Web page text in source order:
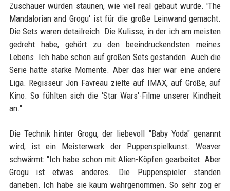
Zuschauer würden staunen, wie viel real gebaut wurde. 'The
Mandalorian and Grogu' ist für die große Leinwand gemacht.
Die Sets waren detailreich. Die Kulisse, in der ich am meisten
gedreht habe, gehört zu den beeindruckendsten meines
Lebens. Ich habe schon auf großen Sets gestanden. Auch die
Serie hatte starke Momente. Aber das hier war eine andere
Liga. Regisseur Jon Favreau zielte auf IMAX, auf Größe, auf
Kino. So fühlten sich die 'Star Wars'-Filme unserer Kindheit
an."
Die Technik hinter Grogu, der liebevoll "Baby Yoda" genannt
wird, ist ein Meisterwerk der Puppenspielkunst. Weaver
schwärmt: "Ich habe schon mit Alien-Köpfen gearbeitet. Aber
Grogu ist etwas anderes. Die Puppenspieler standen
daneben. Ich habe sie kaum wahrgenommen. So sehr zog er